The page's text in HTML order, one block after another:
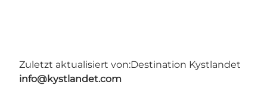
Zuletzt aktualisiert von:Destination Kystlandet
info@kystlandet.com